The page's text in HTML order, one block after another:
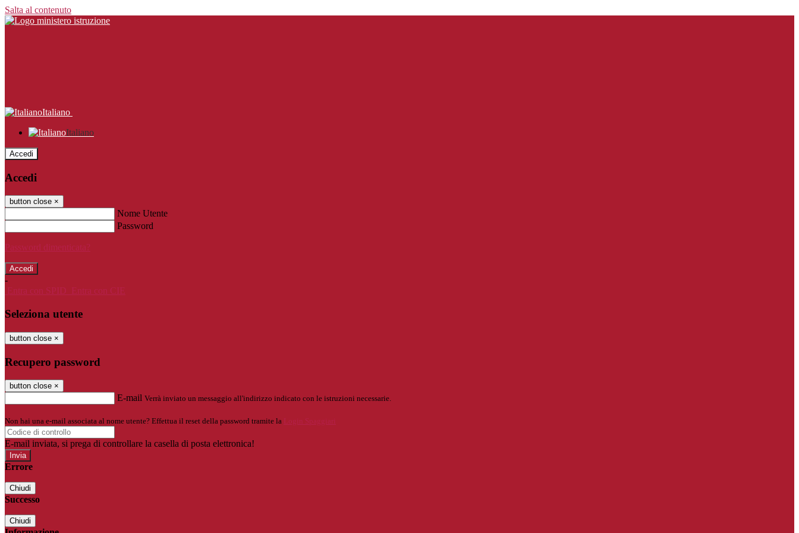
Salta al contenuto
Italiano
Italiano
Accedi
Accedi
button close ×
Nome Utente
Password
Password dimenticata?
-
Entra con SPID
Entra con CIE
Seleziona utente
button close ×
Recupero password
button close ×
E-mail Verrà inviato un messaggio all'indirizzo indicato con le istruzioni necessarie.
Non hai una e-mail associata al nome utente? Effettua il reset della password tramite la Login Spaggiari
E-mail inviata, si prega di controllare la casella di posta elettronica!
Errore
Chiudi
Successo
Chiudi